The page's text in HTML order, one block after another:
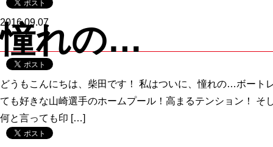
2016.09.07
憧れの…
どうもこんにちは、柴田です！ 私はついに、憧れの…ボート
ても好きな山崎選手のホームプール！高まるテンション！ そ
何と言っても印 […]